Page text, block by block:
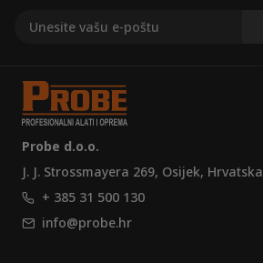
Probe d.o.o.
J. J. Strossmayera 269, Osijek, Hrvatska
+ 385 31 500 130
info@probe.hr